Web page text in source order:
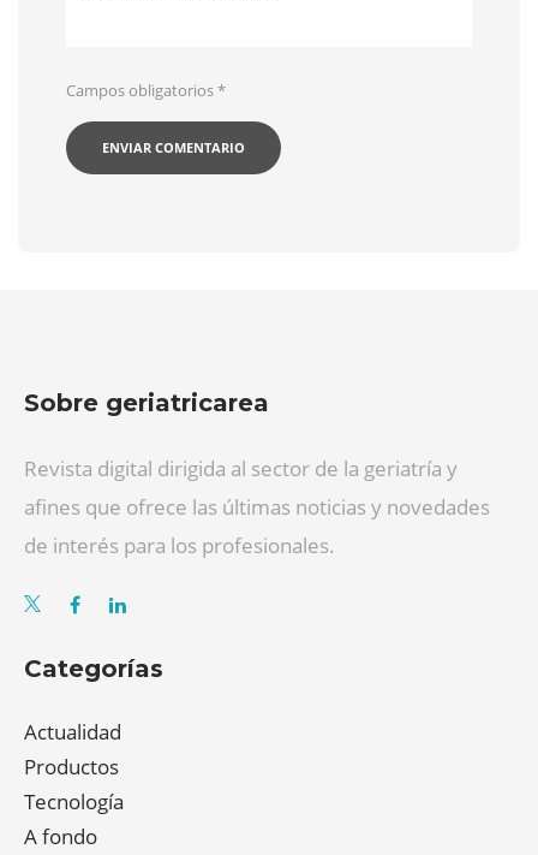
Campos obligatorios*
Sobre geriatricarea
Revista digital dirigida al sector de la geriatría y
afines que ofrece las últimas noticias y novedades
de interés para los profesionales.
Categorías
Actualidad
Productos
Tecnología
A fondo